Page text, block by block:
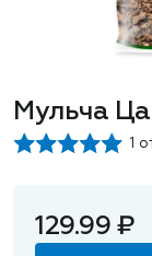
Мульча
1
129.99 ₽